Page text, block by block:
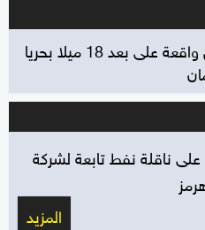
هيئة بحرية بريطانية: بلاغ عن واقعة على بعد 18 ميلا بحريا
على ناقلة نفط تابعة لشركة
المزيد